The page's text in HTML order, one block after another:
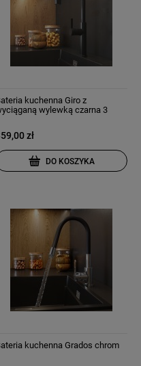
kuchenna Giro z
wylewką czarna 3
zł
DO KOSZYKA
kuchenna Grados chrom